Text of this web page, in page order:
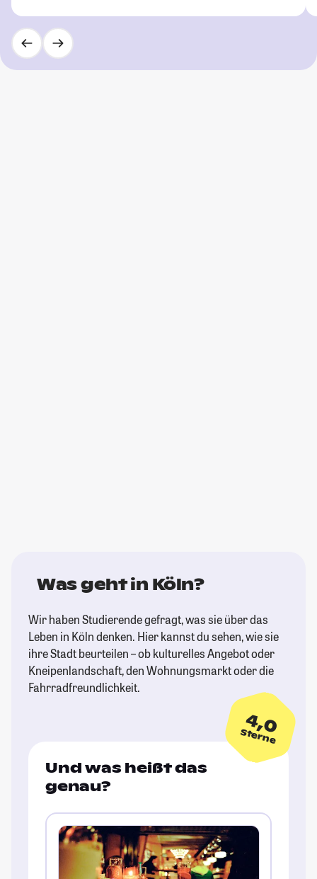
Was geht in Köln?
Wir haben Studierende gefragt, was sie über das
Leben in Köln denken. Hier kannst du sehen, wie sie
ihre Stadt beurteilen – ob kulturelles Angebot oder
Kneipenlandschaft, den Wohnungsmarkt oder die
Fahrradfreundlichkeit.
4,0
Sterne
Und was heißt das
genau?